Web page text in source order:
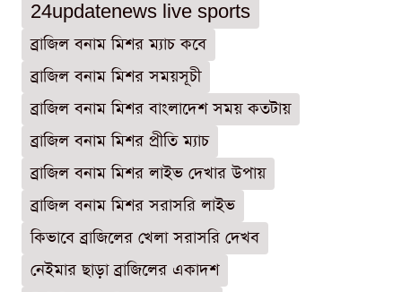
24updatenews live sports
ব্রাজিল বনাম মিশর ম্যাচ কবে
ব্রাজিল বনাম মিশর সময়সূচী
ব্রাজিল বনাম মিশর বাংলাদেশ সময় কতটায়
ব্রাজিল বনাম মিশর প্রীতি ম্যাচ
ব্রাজিল বনাম মিশর লাইভ দেখার উপায়
ব্রাজিল বনাম মিশর সরাসরি লাইভ
কিভাবে ব্রাজিলের খেলা সরাসরি দেখব
নেইমার ছাড়া ব্রাজিলের একাদশ